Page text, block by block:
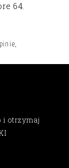
64.
,
i otrzymaj